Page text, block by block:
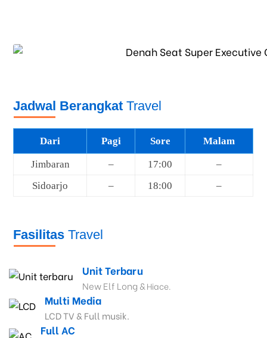
Jadwal Berangkat Travel
Dari Pagi Sore Malam
Jimbaran – 17:00
–
Sidoarjo
– 18:00 –
Fasilitas Travel
Unit Terbaru
New Elf Long &Hiace.
Multi Media
LCD TV & Full musik.
Full AC